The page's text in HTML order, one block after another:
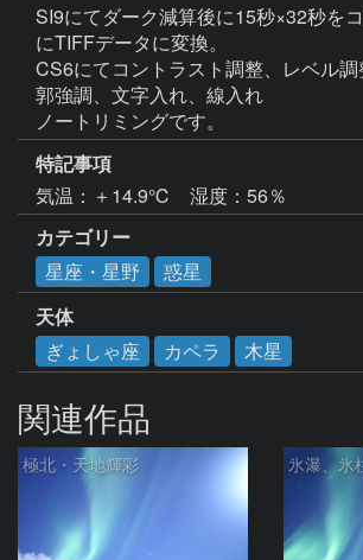
SI9にてダーク減算後に15秒×32秒を
にTIFFデータに変換。
CS6にてコントラスト調整、レベル
郭強調、文字入れ、線入れ
ノートリミングです。
特記事項
気温：＋14.9℃　湿度：56％
カテゴリー
星座・星野
惑星
天体
ぎょしゃ座
カペラ 木星
関連作品
極北・天地輝彩 氷瀑、氷